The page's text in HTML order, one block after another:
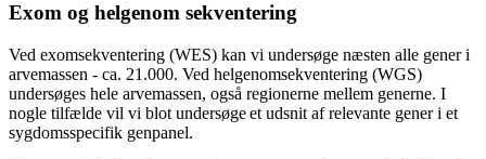
Exom og helgenom sekventering
Ved exomsekventering (WES) kan vi undersøge næsten alle gener i
arvemassen - ca. 21.000. Ved helgenomsekventering (WGS)
undersøges hele arvemassen, også regionerne mellem generne. I
nogle tilfælde vil vi blot undersøge et udsnit af relevante gener i et
sygdomsspecifik genpanel.